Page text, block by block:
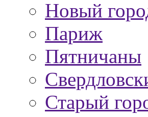
Новый
Париж
Пятничаны
Старый